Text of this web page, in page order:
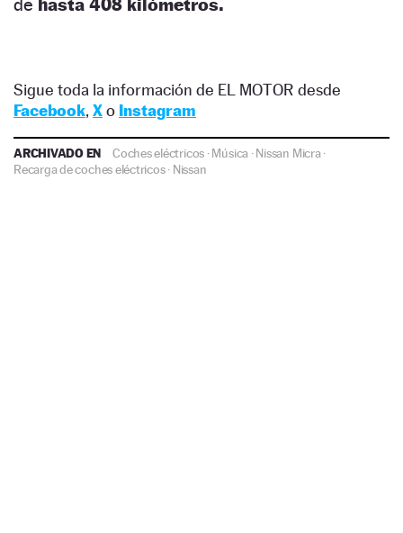
de hasta 408 kilómetros.
Sigue toda la información de EL MOTOR desde
Facebook, Xo Instagram
ARCHIVADO EN Coches eléctricos ·Música ·Nissan Micra·
Recarga de coches eléctricos· Nissan